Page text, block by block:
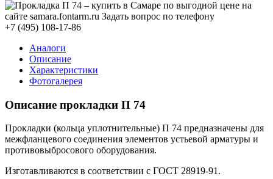
+7 (495) 108-17-86
Аналоги
Описание
Характеристики
Фотогалерея
Описание прокладки П 74
Прокладки (кольца уплотнительные) П 74 предназначены для
межфланцевого соединения элементов устьевой арматуры и
противовыбросового оборудования.
Изготавливаются в соответствии с ГОСТ 28919-91.